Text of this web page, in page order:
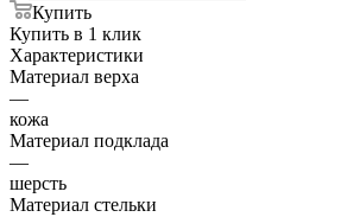
Купить
Купить в 1 клик
Характеристики
Материал верха
—
кожа
Материал подклада
—
шерсть
Материал стельки